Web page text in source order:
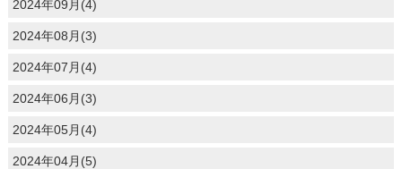
2024年09月(4)
2024年08月(3)
2024年07月(4)
2024年06月(3)
2024年05月(4)
2024年04月(5)